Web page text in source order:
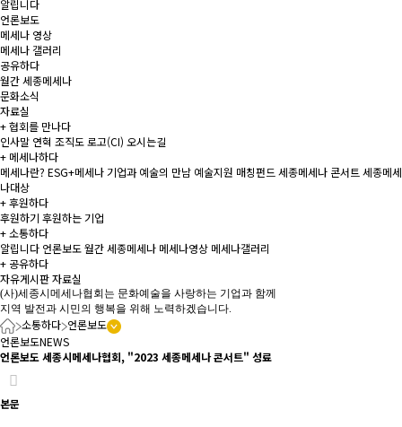
알립니다
언론보도
메세나 영상
메세나 갤러리
공유하다
월간 세종메세나
문화소식
자료실
+협회를 만나다
인사말 연혁 조직도로고(CI) 오시는길
+ 메세나하다
메세나란? ESG+메세나기업과 예술의 만남 예술지원 매칭펀드 세종메세나 콘서트 세종메세
나대상
+후원하다
후원하기 후원하는 기업
+소통하다
알립니다 언론보도월간 세종메세나 메세나영상 메세나갤러리
+ 공유하다
자유게시판자료실
(사)세종시메세나협회는 문화예술을 사랑하는 기업과 함께
지역 발전과 시민의 행복을 위해 노력하겠습니다.
소통하다 언론보도
언론보도NEWS
언론보도세종시메세나협회, "2023 세종메세나 콘서트" 성료
본문